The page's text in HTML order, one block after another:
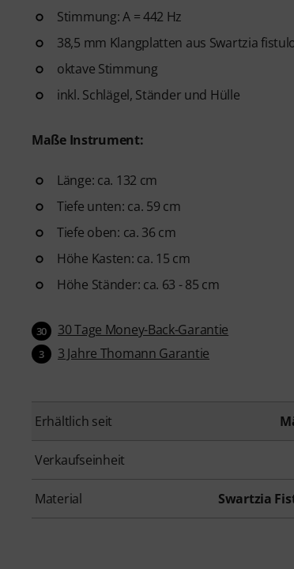
Stimmung: A = 442 Hz
38,5 mm Klangplatten aus Swartzia
oktave Stimmung
inkl. Schlägel, Ständer und Hülle
Maße Instrument:
Länge: ca. 132 cm
Tiefe unten: ca. 59 cm
Tiefe oben: ca. 36 cm
Höhe Kasten: ca. 15 cm
Höhe Ständer: ca. 63 - 85 cm
30 30 Tage Money-Back-Garantie
3 3 Jahre Thomann Garantie
Erhältlich seit
Verkaufseinheit
Material Swartzia